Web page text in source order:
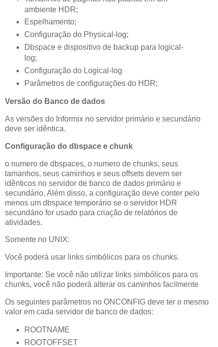
ambiente HDR;
Espelhamento;
Configuração do Physical-log;
Dbspace e dispositivo de backup para logical-
log;
Configuração do Logical-log
Parâmetros de configurações do HDR;
Versão do Banco de dados
As versões do Informix no servidor primário e secundário
deve ser idêntica.
Configuração do dbspace e chunk
o numero de dbspaces, o numero de chunks, seus
tamanhos, seus caminhos e seus offsets devem ser
idênticos no servidor de banco de dados primário e
secundário. Além disso, a configuração deve conter pelo
menos um dbspace temporário se o servidor HDR
secundário for usado para criação de relatórios de
atividades.
Somente no UNIX:
Você poderá usar links simbólicos para os chunks.
Importante: Se você não utilizar links simbólicos para os
chunks, você não poderá alterar os caminhos facilmente
Os seguintes parâmetros no ONCONFIG deve ter o mesmo
valor em cada servidor de banco de dados:
ROOTNAME
ROOTOFFSET